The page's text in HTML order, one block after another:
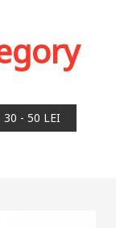
30 - 50 LEI